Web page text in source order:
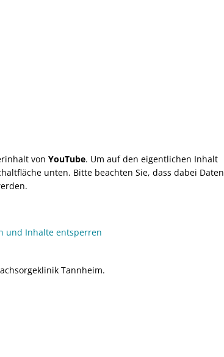
von YouTube. Um auf den eigentlichen Inhalt
unten. Bitte beachten Sie, dass dabei Daten
und Inhalte entsperren
Tannheim.